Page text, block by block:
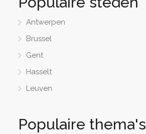
Antwerpen
Brussel
Gent
Hasselt
Leuven
Populaire thema's